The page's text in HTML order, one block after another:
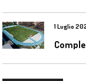
1 Luglio